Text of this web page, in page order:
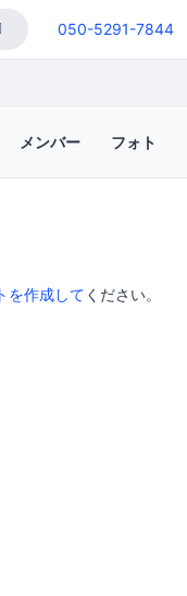
050-5291-7844
メンバー フォト
を作成して ください。